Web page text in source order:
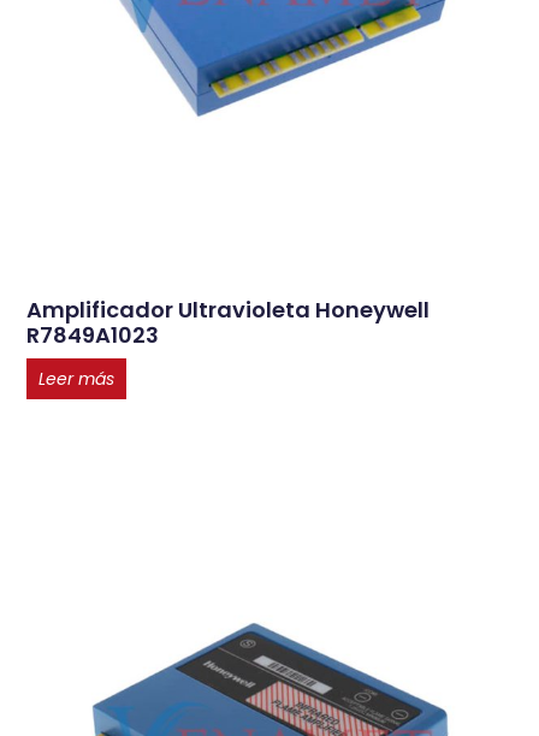
Amplificador Ultravioleta Honeywell
R7849A1023
Leer más